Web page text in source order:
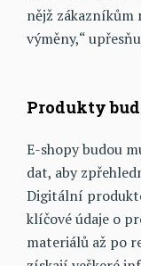
nějž
výměny,“
Produkty
E-shopy budou
dat, aby
Digitální
klíčové údaje o
materiálů až po